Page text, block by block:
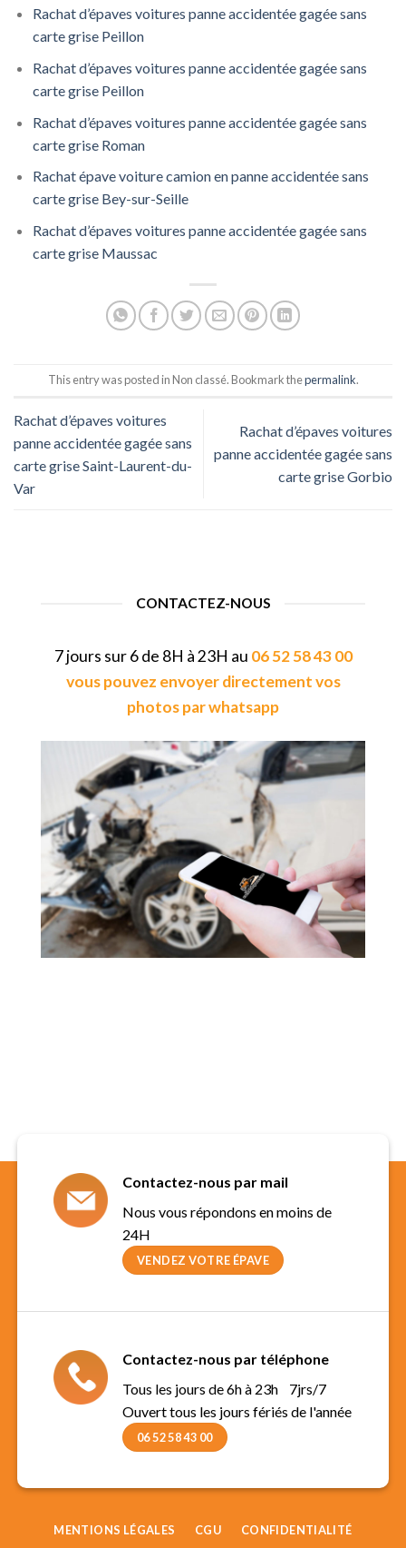
Rachat d’épaves voitures panne accidentée gagée sans
carte grise Peillon
Rachat d’épaves voitures panne accidentée gagée sans
carte grise Peillon
Rachat d’épaves voitures panne accidentée gagée sans
carte grise Roman
Rachat épave voiture camion en panne accidentée sans
carte grise Bey-sur-Seille
Rachat d’épaves voitures panne accidentée gagée sans
carte grise Maussac
This entry was posted in Non classé. Bookmark thepermalink.
Rachat d’épaves voitures
panne accidentée gagée sans
carte grise Saint-Laurent-du-
Var
Rachat d’épaves voitures
panne accidentée gagée sans
carte grise Gorbio
CONTACTEZ-NOUS
7 jours sur 6 de 8H à 23H au 06 52 58 43 00
vous pouvez envoyer directement vos
photos par whatsapp
Contactez-nous par mail
Nous vous répondons en moins de
24H
VENDEZ VOTRE ÉPAVE
Contactez-nous par téléphone
Tous les jours de 6h à 23h 7jrs/7
Ouvert tous les jours fériés de l'année
06 52 58 43 00
MENTIONS LÉGALES CGU CONFIDENTIALITÉ